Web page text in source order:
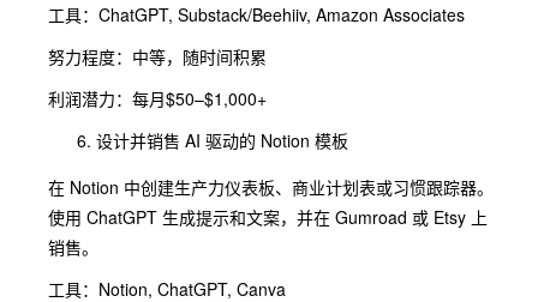
工具：ChatGPT, Substack/Beehiiv, Amazon Associates
努力程度：中等，随时间积累
利润潜力：每月$50–$1,000+
设计并销售 AI 驱动的 Notion 模板
在 Notion 中创建生产力仪表板、商业计划表或习惯跟踪器。
使用 ChatGPT 生成提示和文案，并在 Gumroad 或 Etsy 上
销售。
工具：Notion, ChatGPT, Canva